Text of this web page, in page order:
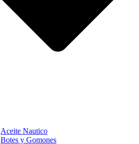
Aceite Nautico
Botes y Gomones